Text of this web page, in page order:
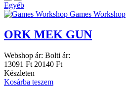
Egyéb
Games Workshop
ORK MEK GUN
Webshop ár: Bolti ár:
13091 Ft 20140 Ft
Készleten
Kosárba teszem